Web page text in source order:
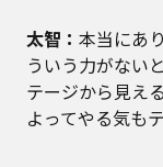
太智： 本当にあ
ういう力がない
テージから見え
よってやる気も